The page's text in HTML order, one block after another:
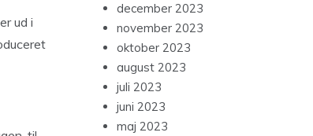
ud i
december 2023
november 2023
oktober 2023
august 2023
juli 2023
juni 2023
maj 2023